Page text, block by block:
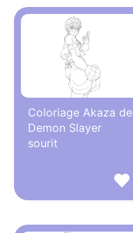
Coloriage Akaza de
Demon Slayer
sourit